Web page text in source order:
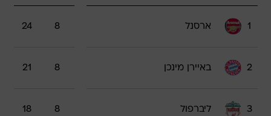
1 ארסנל 8
24
2 באיירן מינכן 8
21
3 ליברפול 8
18